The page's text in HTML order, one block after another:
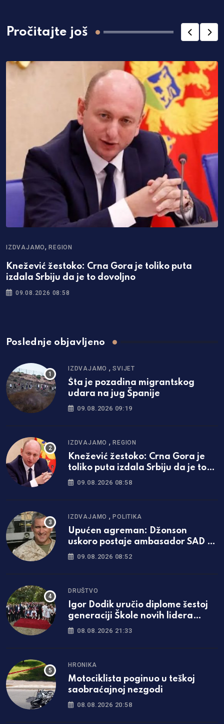
Pročitajte još
IZDVAJAMO,REGION
Knežević žestoko: Crna Gora je toliko puta
izdala Srbiju da je to dovoljno
09.08.2026 08:58
Poslednje objavljeno
IZDVAJAMO ,SVIJET
Šta je pozadina migrantskog
udara na jug Španije
09.08.2026 09:19
IZDVAJAMO ,REGION
Knežević žestoko: Crna Gora je
toliko puta izdala Srbiju da je to
dovoljno i za one koji će tek da se
09.08.2026 08:58
IZDVAJAMO ,POLITIKA
Upućen agreman: Džonson
uskoro postaje ambasador SAD u
BiH09.08.2026 08:52
DRUŠTVO
Igor Dodik uručio diplome šestoj
generaciji Škole novih lidera
SNSD-a: „Za Srpsku se najviše
08.08.2026 21:33
HRONIKA
Motociklista poginuo u teškoj
saobraćajnoj nezgodi
08.08.2026 20:58